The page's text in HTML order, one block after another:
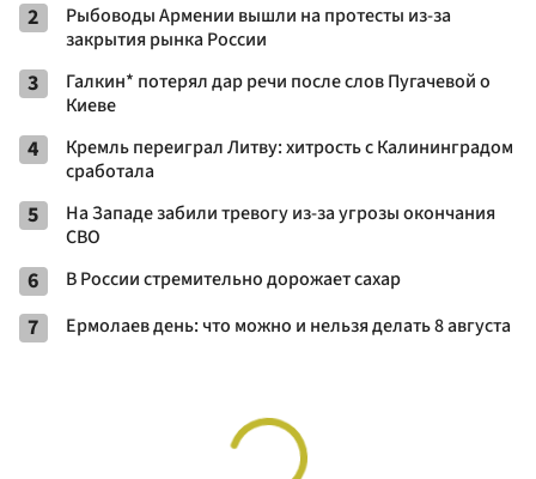
2
Рыбоводы Армении вышли на протесты из-за
закрытия рынка России
3
Галкин* потерял дар речи после слов Пугачевой о
Киеве
4
Кремль переиграл Литву: хитрость с Калининградом
сработала
5
На Западе забили тревогу из-за угрозы окончания
СВО
6 В России стремительно дорожает сахар
7 Ермолаев день: что можно и нельзя делать 8 августа